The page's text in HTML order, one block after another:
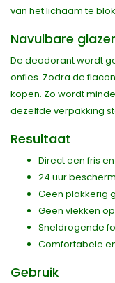
van het lichaam te
Navulbare
De deodorant wordt
onfles. Zodra de
kopen. Zo wordt
dezelfde verpakking
Resultaat
Direct een fris
24 uur
Geen plakkerig
Geen vlekken
Sneldrogende
Comfortabele
Gebruik